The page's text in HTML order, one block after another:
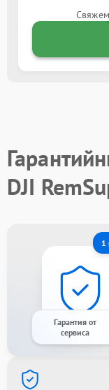
DJI
1
Гарантия от
сервиса